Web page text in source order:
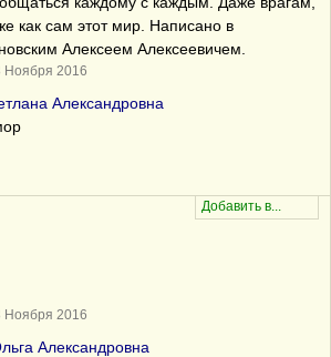
как сам этот мир. Написано в
Алексеем Алексеевичем.
Ноября 2016
Александровна
Ноября 2016
Александровна